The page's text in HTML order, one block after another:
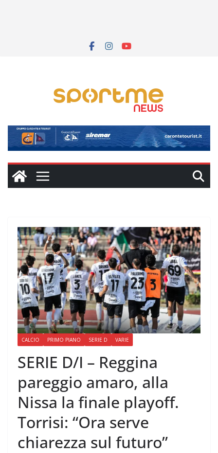
CALCIO PRIMO PIANO SERIE D VARIE
SERIE D/I – Reggina
pareggio amaro, alla
Nissa la finale playoff.
Torrisi: “Ora serve
chiarezza sul futuro”